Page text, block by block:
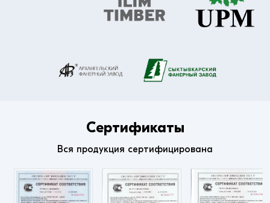
Сертификаты
Вся продукция сертифицирована